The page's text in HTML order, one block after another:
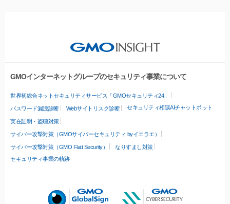
GMOインターネットグループのセキュリティ事業について
世界初総合ネットセキュリティサービス「GMOセキュリティ24」
パスワード漏洩診断 Webサイトリスク診断 セキュリティ相談AIチャットボット
実在証明・盗聴対策
サイバー攻撃対策（GMOサイバーセキュリティ byイエラエ）
サイバー攻撃対策（GMO Flatt Security）
なりすまし対策
セキュリティ事業の軌跡